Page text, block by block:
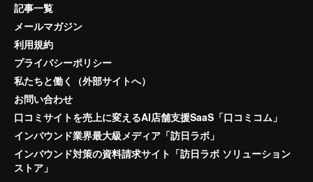
記事一覧
メールマガジン
利用規約
プライバシーポリシー
私たちと働く（外部サイトへ）
お問い合わせ
口コミサイトを売上に変えるAI店舗支援SaaS「口コミコム」
インバウンド業界最大級メディア「訪日ラボ」
インバウンド対策の資料請求サイト「訪日ラボ ソリューション
ストア」